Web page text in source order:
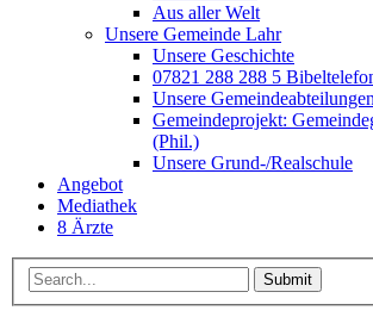
Aus aller Welt
Unsere Gemeinde Lahr
Unsere Geschichte
07821 288 288 5
Unsere Gemeindeabteilungen
Gemeindeprojekt:
(Phil.)
Unsere Grund-/Realschule
Angebot
Mediathek
8 Ärzte
Submit